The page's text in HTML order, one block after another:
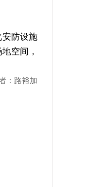
防设施
空间，
：路裕加